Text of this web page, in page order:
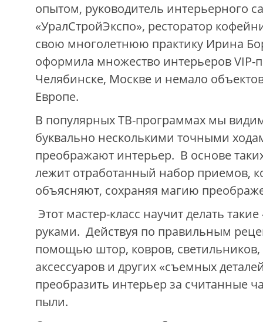
опытом, руководитель интерьерного
«УралСтройЭкспо», ресторатор
свою многолетнюю практику Ирина
оформила множество интерьеров VIP-
Челябинске, Москве и немало
Европе.
В популярных ТВ-программах мы
буквально несколькими точными
преображают интерьер. В основе
лежит отработанный набор приемов,
объясняют, сохраняя магию
Этот мастер-класс научит делать
руками. Действуя по правильным
помощью штор, ковров, светильников,
аксессуаров и других «съемных
преобразить интерьер за считанные
пыли.